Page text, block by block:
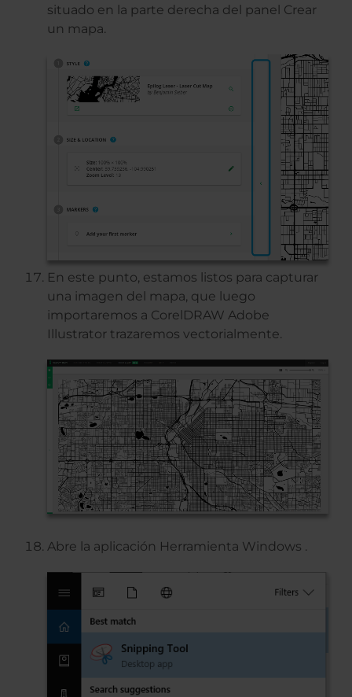
situado en la parte derecha del panel Crear
un mapa.
En este punto, estamos listos para capturar
una imagen del mapa, que luego
importaremos a CorelDRAW Adobe
Illustrator trazaremos vectorialmente.
Abre la aplicación Herramienta Windows .